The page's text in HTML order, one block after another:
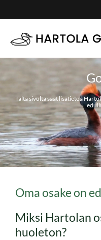
Tältä sivulta saat lisätietoa
Oma osake on
Miksi Hartolan
huoleton?